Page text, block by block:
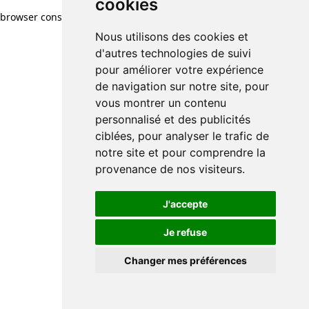
cookies
Nous utilisons des cookies et
d'autres technologies de suivi
pour améliorer votre expérience
de navigation sur notre site, pour
vous montrer un contenu
personnalisé et des publicités
ciblées, pour analyser le trafic de
notre site et pour comprendre la
provenance de nos visiteurs.
J'accepte
Je refuse
Changer mes préférences
browser console for more information)